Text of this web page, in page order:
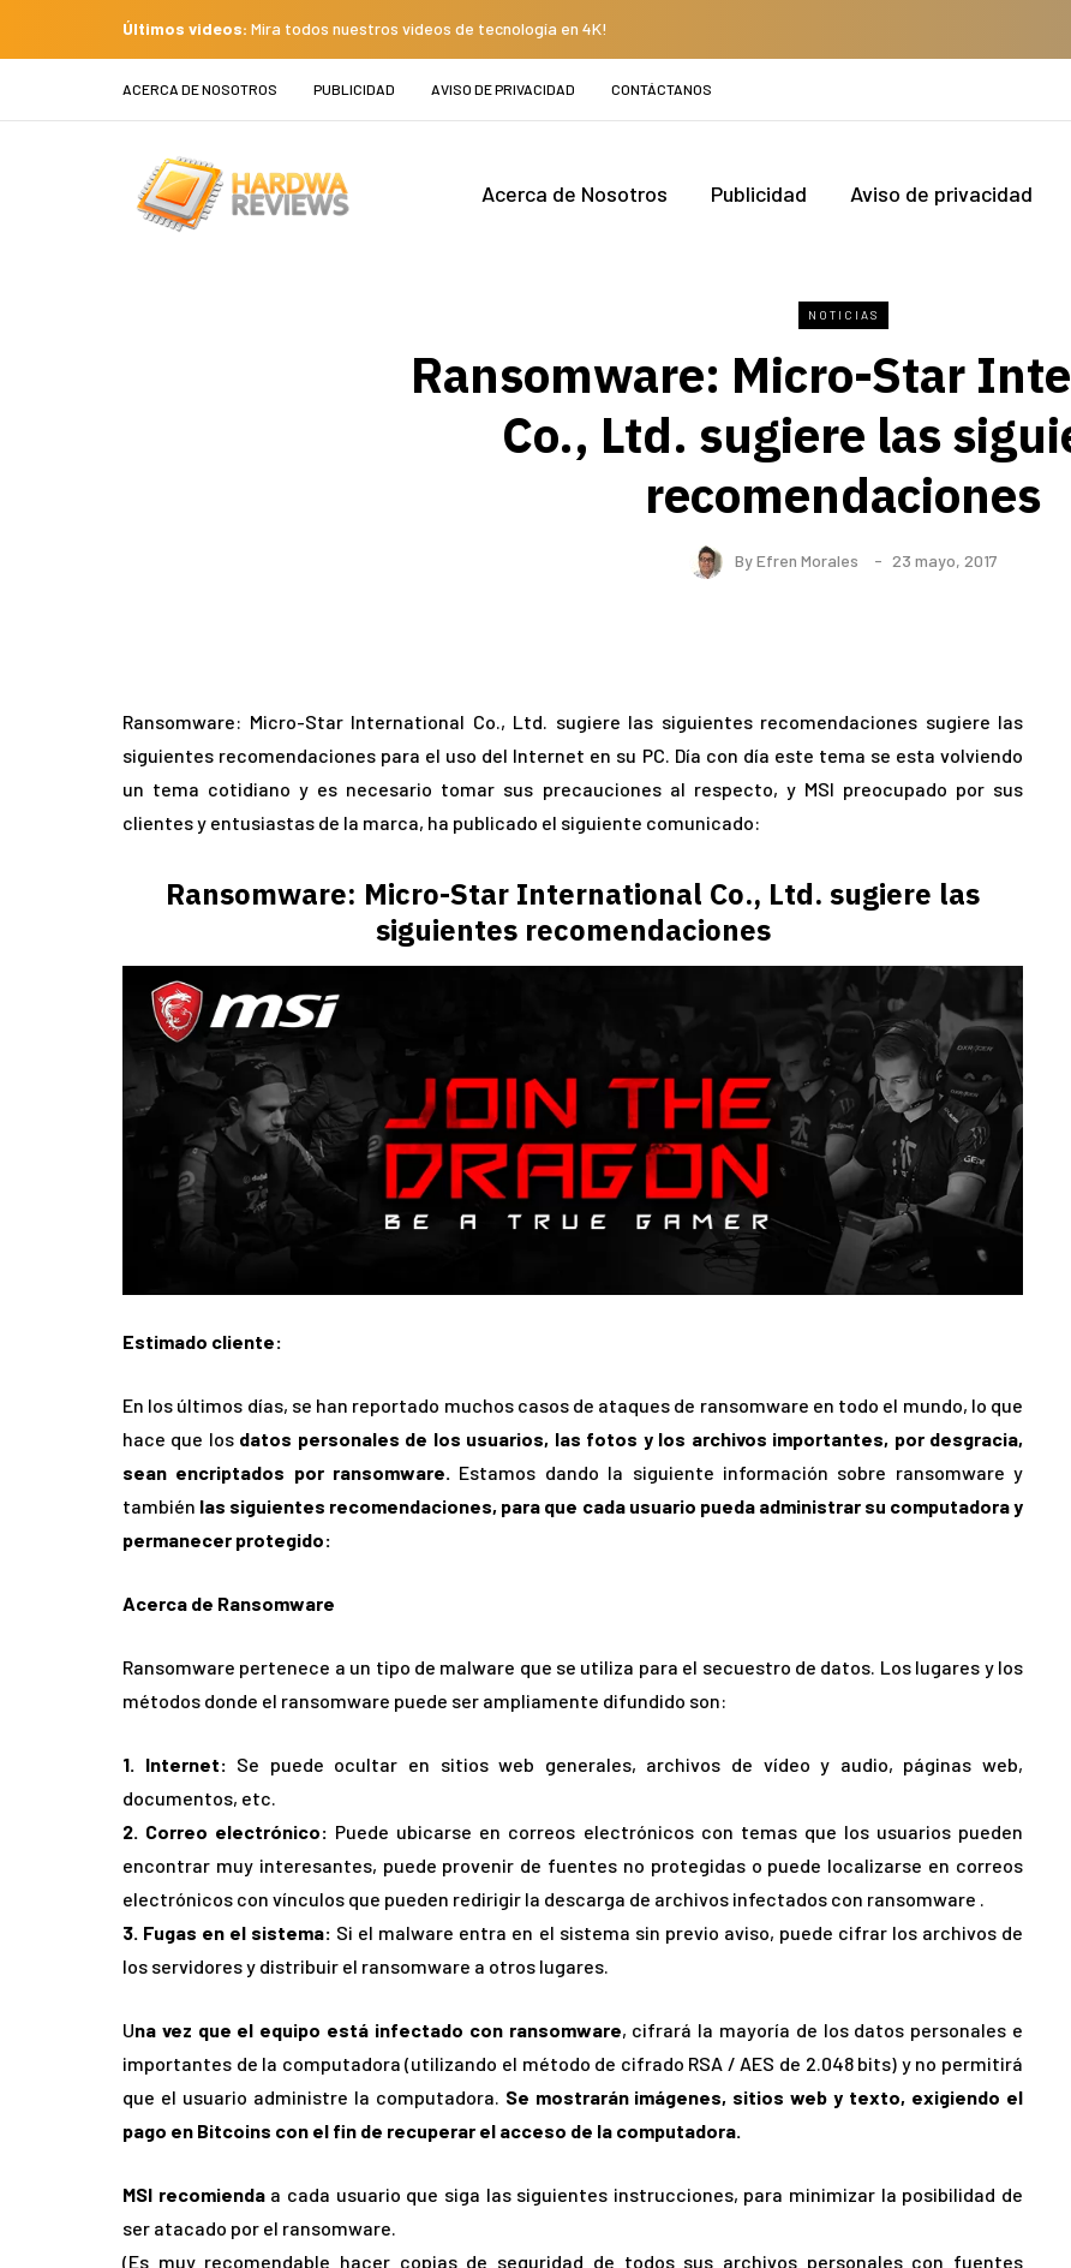
Últimos videos: Mira todos nuestros videos de tecnología en 4K!
ACERCA DE NOSOTROS PUBLICIDAD AVISO DE PRIVACIDAD CONTÁCTANOS
Acerca de Nosotros Publicidad Aviso de privacidad
NOTICIAS
Ransomware: Micro-Star
Co., Ltd. sugiere las
recomendaciones
ByEfren Morales 23 mayo, 2017
Ransomware: Micro-Star International Co., Ltd. sugiere las siguientes recomendaciones sugiere las
siguientes recomendaciones para el uso del Internet en su PC. Día con día este tema se esta volviendo
un tema cotidiano y es necesario tomar sus precauciones al respecto, y MSI preocupado por sus
clientes y entusiastas de la marca, ha publicado el siguiente comunicado:
Ransomware: Micro-Star International Co., Ltd. sugiere las
siguientes recomendaciones
Estimado cliente:
En los últimos días, se han reportado muchos casos de ataques de ransomware en todo el mundo, lo que
hace que losdatos personales de los usuarios, las fotos y los archivos importantes, por desgracia,
sean encriptados por ransomware.
Estamos dando la siguiente información sobre ransomware y
también las siguientes recomendaciones, para que cada usuario pueda administrar su computadora y
permanecer protegido:
Acerca de Ransomware
Ransomware pertenece a un tipo de malware que se utiliza para el secuestro de datos. Los lugares y los
métodos donde el ransomware puede ser ampliamente difundido son:
1. Internet: Se puede ocultar en sitios web generales, archivos de vídeo y audio, páginas web,
documentos, etc.
2. Correo electrónico: Puede ubicarse en correos electrónicos con temas que los usuarios pueden
encontrar muy interesantes, puede provenir de fuentes no protegidas o puede localizarse en correos
electrónicos con vínculos que pueden redirigir la descarga de archivos infectados con ransomware .
3. Fugas en el sistema: Si el malware entra en el sistema sin previo aviso, puede cifrar los archivos de
los servidores y distribuir el ransomware a otros lugares.
Una vez que el equipo está infectado con ransomware, cifrará la mayoría de los datos personales e
importantes de la computadora (utilizando el método de cifrado RSA / AES de 2.048 bits) y no permitirá
que el usuario administre la computadora. Se mostrarán imágenes, sitios web y texto, exigiendo el
pago en Bitcoins con el fin de recuperar el acceso de la computadora.
MSI recomiendaa cada usuario que siga las siguientes instrucciones, para minimizar la posibilidad de
ser atacado por el ransomware.
(Es muy recomendable hacer copias de seguridad de todos sus archivos personales con fuentes